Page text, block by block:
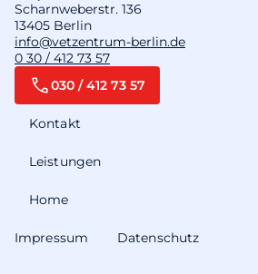
Scharnweberstr. 136
13405 Berlin
info@vetzentrum-berlin.de
0 30 / 412 73 57
Home
Leistungen
Kontakt
030 / 412 73 57
Impressum Datenschutz